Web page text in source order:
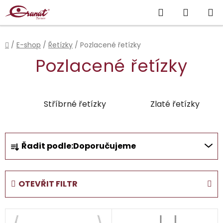
Přejít
na
obsah
Hledat
KOŠÍK
Domů
/ E-shop / Řetízky / Pozlacené řetízky
Pozlacené řetízky
Stříbrné řetízky Zlaté řetízky
Ř
a
z
e
n
í
Řadit podle:Doporučujeme
OTEVŘIT FILTR
V